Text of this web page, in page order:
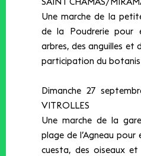
SAINT CHAMAS/
Une marche de la
de la Poudrerie pour
arbres, des anguilles et
participation du
Dimanche 27
VITROLLES
Une marche de la
plage de l’Agneau pour
cuesta, des oiseaux et